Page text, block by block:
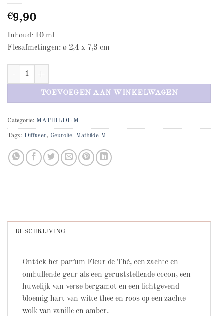
€9,90
Inhoud: 10 ml
Flesafmetingen: ø 2,4 x 7,3 cm
Mathilde M Fleur de The aantal
TOEVOEGEN AAN WINKELWAGEN
Categorie: MATHILDE M
Tags: Diffuser, Geurolie, Mathilde M
BESCHRIJVING
Ontdek het parfum Fleur de Thé, een zachte en
omhullende geur als een geruststellende cocon, een
huwelijk van verse bergamot en een lichtgevend
bloemig hart van witte thee en roos op een zachte
wolk van vanille en amber.